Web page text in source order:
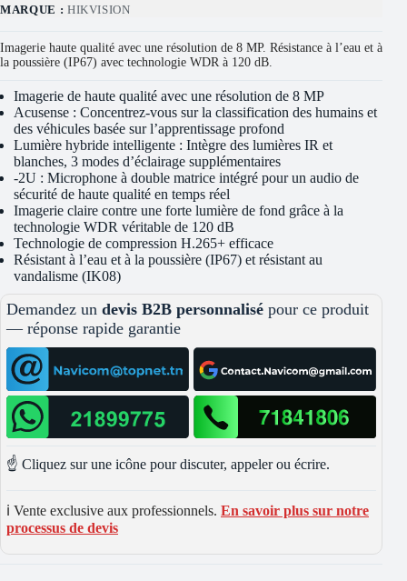
MARQUE : HIKVISION
Imagerie haute qualité avec une résolution de 8 MP. Résistance à l’eau et à
la poussière (IP67) avec technologie WDR à 120 dB.
Imagerie de haute qualité avec une résolution de 8 MP
Acusense : Concentrez-vous sur la classification des humains et
des véhicules basée sur l’apprentissage profond
Lumière hybride intelligente : Intègre des lumières IR et
blanches, 3 modes d’éclairage supplémentaires
-2U : Microphone à double matrice intégré pour un audio de
sécurité de haute qualité en temps réel
Imagerie claire contre une forte lumière de fond grâce à la
technologie WDR véritable de 120 dB
Technologie de compression H.265+ efficace
Résistant à l’eau et à la poussière (IP67) et résistant au
vandalisme (IK08)
Demandez un devis B2B personnalisé pour ce produit
— réponse rapide garantie
☝️ Cliquez sur une icône pour discuter, appeler ou écrire.
ℹ️ Vente exclusive aux professionnels. En savoir plus sur notre
processus de devis